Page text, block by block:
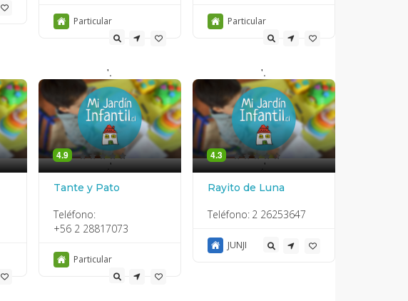
Particular Particular
'.
.'
4.9
Tante y Pato
Teléfono:
+56 2 28817073
Particular
'.
.'
4.3
Rayito de Luna
Teléfono: 2 26253647
JUNJI